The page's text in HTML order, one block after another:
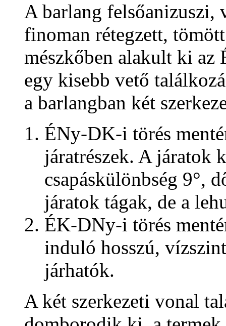
A barlang felsőanizuszi,
finoman rétegzett,
mészkőben alakult ki az
egy kisebb vető
a barlangban két
ÉNy-DK-i törés
járatrészek. A járatok
csapáskülönbség 9°,
járatok tágak, de a
ÉK-DNy-i törés
induló hosszú,
járhatók.
A két szerkezeti vonal